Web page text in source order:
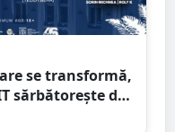
se transformă,
sărbătorește doi